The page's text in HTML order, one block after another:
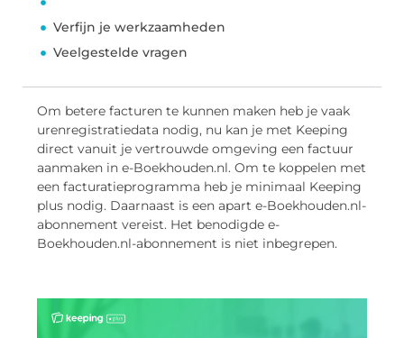
Verfijn je werkzaamheden
Veelgestelde vragen
Om betere facturen te kunnen maken heb je vaak
urenregistratiedata nodig, nu kan je met Keeping
direct vanuit je vertrouwde omgeving een factuur
aanmaken in e-Boekhouden.nl. Om te koppelen met
een facturatieprogramma heb je minimaal Keeping
plus nodig. Daarnaast is een apart e-Boekhouden.nl-
abonnement vereist. Het benodigde e-
Boekhouden.nl-abonnement is niet inbegrepen.